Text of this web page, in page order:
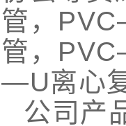
管，
管，
—U离心
公司产